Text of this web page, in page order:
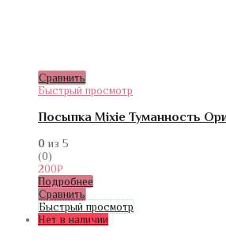
Сравнить
Быстрый просмотр
Посыпка Mixie Туманность
0 из 5
(0)
200₽
Подробнее
Сравнить
Быстрый просмотр
Нет в наличии